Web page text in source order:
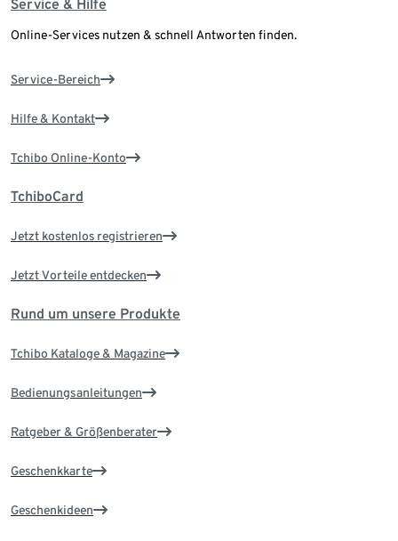
Service & Hilfe
Online-Services nutzen & schnell Antworten finden.
Service-Bereich
Hilfe & Kontakt
Tchibo Online-Konto
TchiboCard
Jetzt kostenlos registrieren
Jetzt Vorteile entdecken
Rund um unsere Produkte
Tchibo Kataloge & Magazine
Bedienungsanleitungen
Ratgeber & Größenberater
Geschenkkarte
Geschenkideen